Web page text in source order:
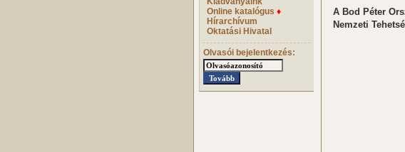
Online katalógus ♦
Hírarchívum
Oktatási Hivatal
Olvasói bejelentkezés:
A Bod Péter
Nemzeti